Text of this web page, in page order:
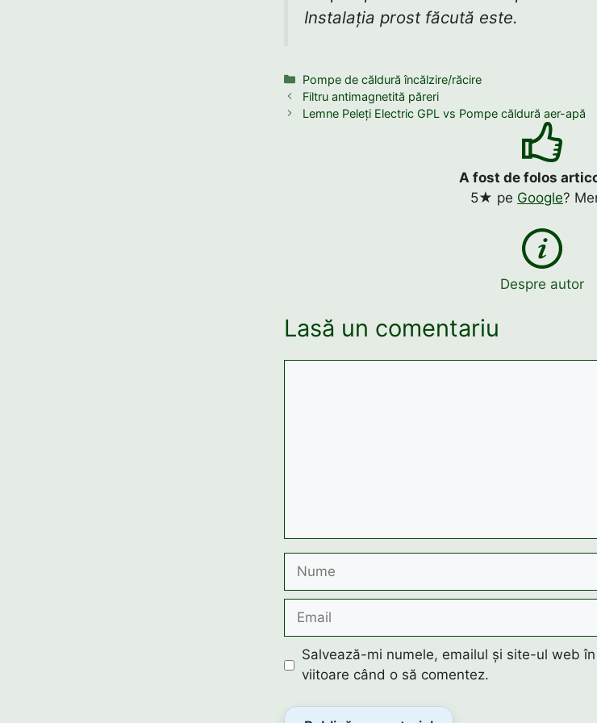
Instalația prost făcută este.
Categorii
Pompe de căldură încălzire/răcire
Filtru antimagnetită păreri
Lemne Peleți Electric GPL vs Pompe căldură aer-apă
A fost de folos
5★ pe Google?
Despre autor
Lasă un comentariu
Nume
Email
Salvează-mi numele, emailul și site-ul web
viitoare când o să comentez.